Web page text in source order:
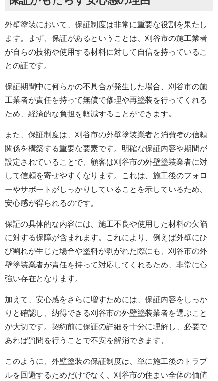
外壁塗装において、保証制度は非常に重要な役割を果たし
ます。まず、保証があるということは、刈谷市の施工業者
が自らの技術や使用する材料に対して自信を持っているこ
との証です。
保証期間中に何らかの不具合が発生した場合、刈谷市の施
工業者が責任を持って無償で修理や再塗装を行ってくれる
ため、経済的な負担を軽減することができます。
また、保証制度は、刈谷市の外壁塗装業者と消費者の信頼
関係を構築する重要な要素です。明確な保証内容や期間が
設定されていることで、顧客は刈谷市の外壁塗装業者に対
して信頼を寄せやすくなります。これは、施工後のフォロ
ーやサポートがしっかりしていることを示しているため、
安心感が得られるのです。
保証の具体的な内容には、施工不良や使用した材料の欠陥
に対する保障が含まれます。これにより、例えば外壁にひ
び割れが生じた場合や塗料が剥がれた際にも、刈谷市の外
壁塗装業者が責任を持って対応してくれるため、非常に心
強い存在となります。
加えて、安心感をさらに増すためには、保証内容をしっか
りと確認し、納得できる刈谷市の外壁塗装業者を選ぶこと
が大切です。契約前に保証の詳細を十分に理解し、必要で
あれば質問を行うことで不安を解消できます。
このように、外壁塗装の保証制度は、単に施工後のトラブ
ルを回避するためだけでなく、刈谷市の住まい全体の価値